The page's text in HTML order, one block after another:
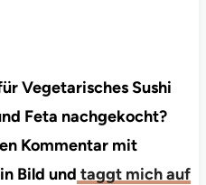
Vegetarisches Sushi
Feta nachgekocht?
Kommentar mit
Bild und taggt mich auf